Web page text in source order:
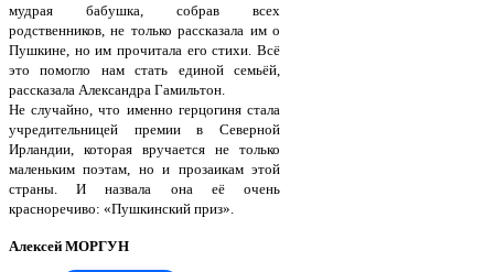
мудрая бабушка, собрав всех
родственников, не только рассказала им о
Пушкине, но им прочитала его стихи. Всё
это помогло нам стать единой семьёй,
рассказала Александра Гамильтон.
Не случайно, что именно герцогиня стала
учредительницей премии в Северной
Ирландии, которая вручается не только
маленьким поэтам, но и прозаикам этой
страны. И назвала она её очень
красноречиво: «Пушкинский приз».
Алексей МОРГУН